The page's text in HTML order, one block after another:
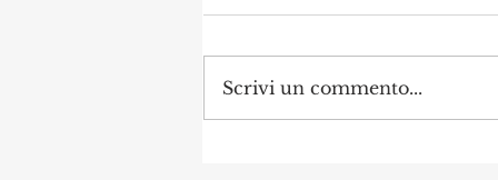
Scrivi un commento...